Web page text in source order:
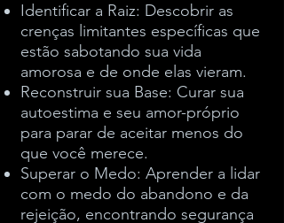
Identificar a Raiz: Descobrir as
crenças limitantes específicas que
estão sabotando sua vida
amorosa e de onde elas vieram.
Reconstruir sua Base: Curar sua
autoestima e seu amor-próprio
para parar de aceitar menos do
que você merece.
Superar o Medo: Aprender a lidar
com o medo do abandono e da
rejeição, encontrando segurança